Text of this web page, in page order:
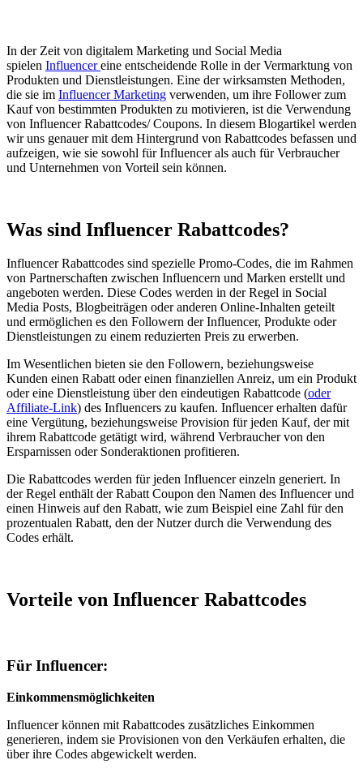
In der Zeit von digitalem Marketing und Social Media
spielen Influencer eine entscheidende Rolle in der Vermarktung von
Produkten und Dienstleistungen. Eine der wirksamsten Methoden,
die sie im Influencer Marketing verwenden, um ihre Follower zum
Kauf von bestimmten Produkten zu motivieren, ist die Verwendung
von Influencer Rabattcodes/ Coupons. In diesem Blogartikel werden
wir uns genauer mit dem Hintergrund von Rabattcodes befassen und
aufzeigen, wie sie sowohl für Influencer als auch für Verbraucher
und Unternehmen von Vorteil sein können.
Was sind Influencer Rabattcodes?
Influencer Rabattcodes sind spezielle Promo-Codes, die im Rahmen
von Partnerschaften zwischen Influencern und Marken erstellt und
angeboten werden. Diese Codes werden in der Regel in Social
Media Posts, Blogbeiträgen oder anderen Online-Inhalten geteilt
und ermöglichen es den Followern der Influencer, Produkte oder
Dienstleistungen zu einem reduzierten Preis zu erwerben.
Im Wesentlichen bieten sie den Followern, beziehungsweise
Kunden einen Rabatt oder einen finanziellen Anreiz, um ein Produkt
oder eine Dienstleistung über den eindeutigen Rabattcode (oder
Affiliate-Link) des Influencers zu kaufen. Influencer erhalten dafür
eine Vergütung, beziehungsweise Provision für jeden Kauf, der mit
ihrem Rabattcode getätigt wird, während Verbraucher von den
Ersparnissen oder Sonderaktionen profitieren.
Die Rabattcodes werden für jeden Influencer einzeln generiert. In
der Regel enthält der Rabatt Coupon den Namen des Influencer und
einen Hinweis auf den Rabatt, wie zum Beispiel eine Zahl für den
prozentualen Rabatt, den der Nutzer durch die Verwendung des
Codes erhält.
Vorteile von Influencer Rabattcodes
Für Influencer:
Einkommensmöglichkeiten
Influencer können mit Rabattcodes zusätzliches Einkommen
generieren, indem sie Provisionen von den Verkäufen erhalten, die
über ihre Codes abgewickelt werden.